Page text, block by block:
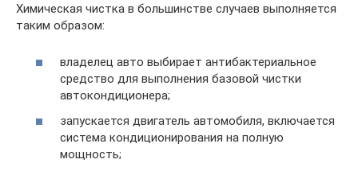
Химическая чистка в большинстве случаев выполняется
таким образом:
владелец авто выбирает антибактериальное
средство для выполнения базовой чистки
автокондиционера;
запускается двигатель автомобиля, включается
система кондиционирования на полную
мощность;